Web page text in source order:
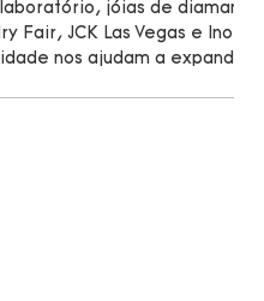
jóias de
Fair, JCK Las Vegas e
nos ajudam a expandir